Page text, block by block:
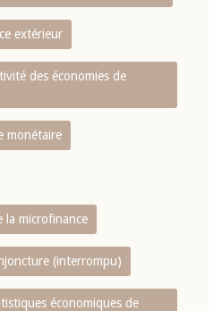
extérieur
des économies de
monétaire
la microfinance
(interrompu)
économiques de